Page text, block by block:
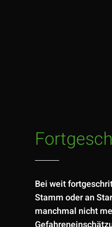
Bei weit
Stamm oder an
manchmal nicht